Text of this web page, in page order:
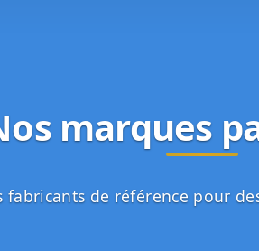
marques
fabricants de référence pour